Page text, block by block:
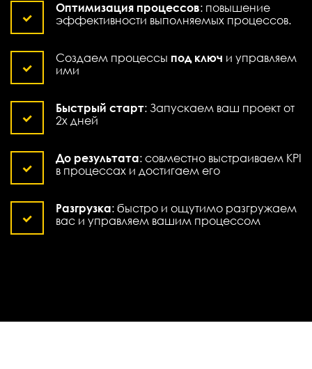
Оптимизация процессов: повышение
эффективности выполняемых процессов.
Создаем процессы под ключ и управляем
ими
Быстрый старт: Запускаем ваш проект от
2х дней
До результата: совместно выстраиваем KPI
в процессах и достигаем его
Разгрузка: быстро и ощутимо разгружаем
вас и управляем вашим процессом